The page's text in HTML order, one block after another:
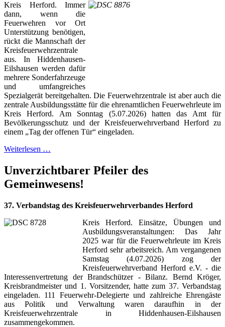
Kreis Herford. Immer
dann, wenn die
Feuerwehren vor Ort
Unterstützung benötigen,
rückt die Mannschaft der
Kreisfeuerwehrzentrale
aus. In Hiddenhausen-
Eilshausen werden dafür
mehrere Sonderfahrzeuge
und umfangreiches
Spezialgerät bereitgehalten. Die Feuerwehrzentrale ist aber auch die
zentrale Ausbildungsstätte für die ehrenamtlichen Feuerwehrleute im
Kreis Herford. Am Sonntag (5.07.2026) hatten das Amt für
Bevölkerungsschutz und der Kreisfeuerwehrverband Herford zu
einem „Tag der offenen Tür“ eingeladen.
Weiterlesen …
Unverzichtbarer Pfeiler des
Gemeinwesens!
37. Verbandstag des Kreisfeuerwehrverbandes Herford
Kreis Herford. Einsätze, Übungen und
Ausbildungsveranstaltungen: Das Jahr
2025 war für die Feuerwehrleute im Kreis
Herford sehr arbeitsreich. Am vergangenen
Samstag (4.07.2026) zog der
Kreisfeuerwehrverband Herford e.V. - die
Interessenvertretung der Brandschützer - Bilanz. Bernd Kröger,
Kreisbrandmeister und 1. Vorsitzender, hatte zum 37. Verbandstag
eingeladen. 111 Feuerwehr-Delegierte und zahlreiche Ehrengäste
aus Politik und Verwaltung waren daraufhin in der
Kreisfeuerwehrzentrale in Hiddenhausen-Eilshausen
zusammengekommen.